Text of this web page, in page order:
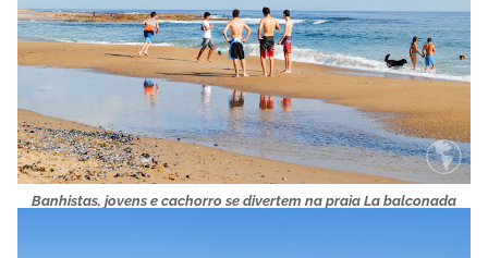
Banhistas, jovens e cachorro se divertem na praia La balconada